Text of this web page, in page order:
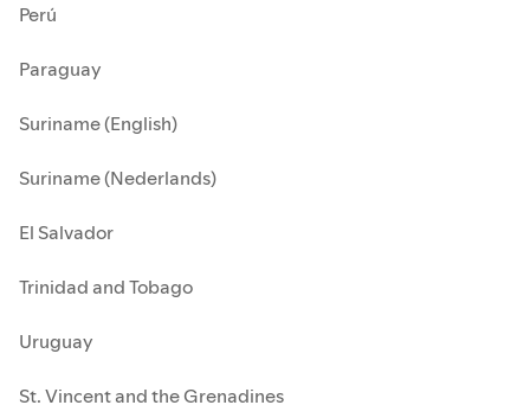
Perú
Paraguay
Suriname (English)
Suriname (Nederlands)
El Salvador
Trinidad and Tobago
Uruguay
St. Vincent and the Grenadines